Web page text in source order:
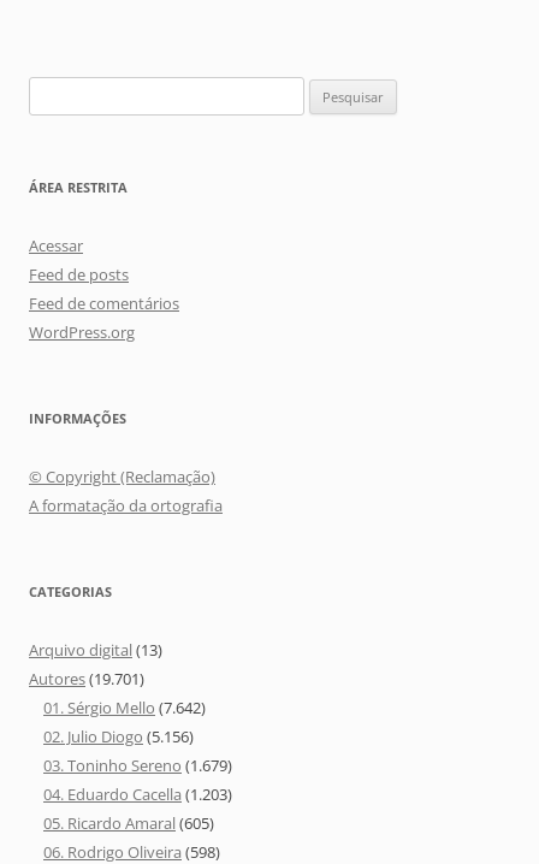
por:
ÁREA RESTRITA
Acessar
Feed de posts
Feed de comentários
WordPress.org
INFORMAÇÕES
© Copyright (Reclamação)
A formatação da ortografia
CATEGORIAS
Arquivo digital(13)
Autores(19.701)
01. Sérgio Mello (7.642)
02. Julio Diogo (5.156)
03. Toninho Sereno (1.679)
04. Eduardo Cacella (1.203)
05. Ricardo Amaral(605)
06. Rodrigo Oliveira (598)